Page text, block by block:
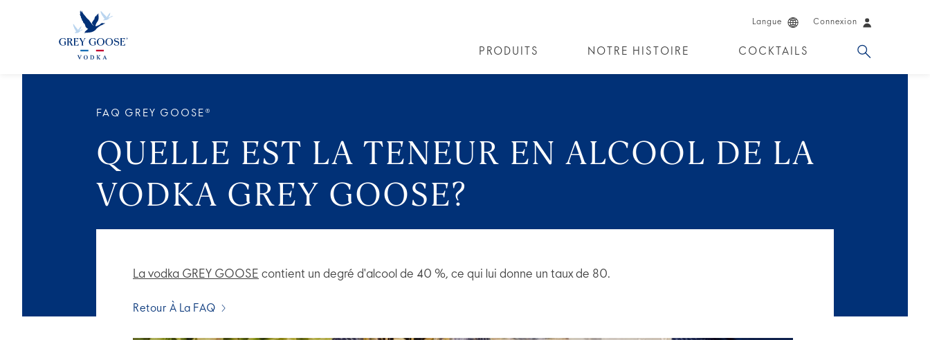
Langue Connexion
PRODUITS NOTRE HISTOIRE COCKTAILS
FAQ GREY GOOSE®
QUELLE EST LA TENEUR EN ALCOOL DE LA
VODKA GREY GOOSE?
La vodka GREY GOOSE contient un degré d'alcool de 40 %, ce qui lui donne un taux de 80.
Retour À La FAQ